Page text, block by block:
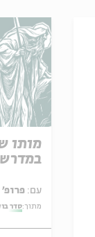
מותו
עם: פרופ' אביגדור שנאן
מתוך:סדר